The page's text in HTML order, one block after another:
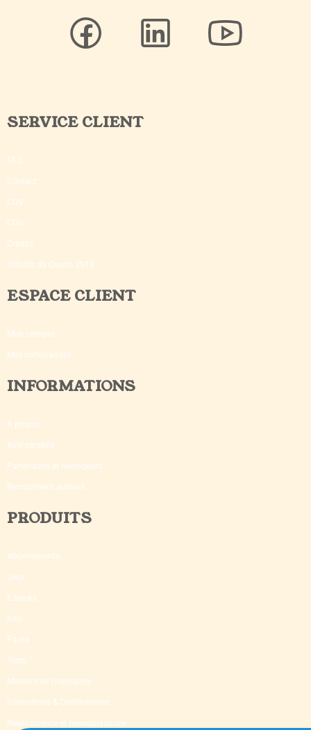
SERVICE CLIENT
FAQ
Contact
CGV
CGU
Crédits
©Outils du Coach 2018
ESPACE CLIENT
Mon compte
Mes commandes
INFORMATIONS
A propos
Avis certifiés
Partenaires et revendeurs
Recrutement auteurs
PRODUITS
Abonnements
Jeux
E-books
Kits
Packs
Tests
Moteurs de croissance
Formations & Certifications
Neuroscience et Neuroplasticité